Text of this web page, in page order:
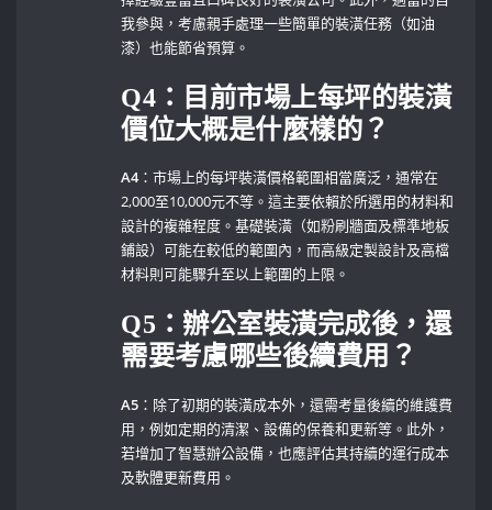
我參與，考慮親手處理一些簡單的裝潢任務（如油
漆）也能節省預算。
Q4：目前市場上每坪的裝潢
價位大概是什麼樣的？
A4：市場上的每坪裝潢價格範圍相當廣泛，通常在
2,000至10,000元不等。這主要依賴於所選用的材料和
設計的複雜程度。基礎裝潢（如粉刷牆面及標準地板
鋪設）可能在較低的範圍內，而高級定製設計及高檔
材料則可能驟升至以上範圍的上限。
Q5：辦公室裝潢完成後，還
需要考慮哪些後續費用？
A5 ：除了初期的裝潢成本外，還需考量後續的維護費
用，例如定期的清潔、設備的保養和更新等。此外，
若增加了智慧辦公設備，也應評估其持續的運行成本
及軟體更新費用。